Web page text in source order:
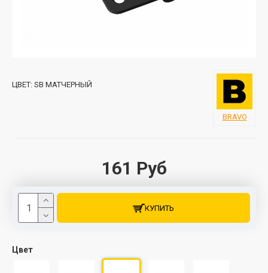
161 Руб
ЦВЕТ: SB МАТЧЕРНЫЙ
BRAVO
Цвет
КУПИТЬ